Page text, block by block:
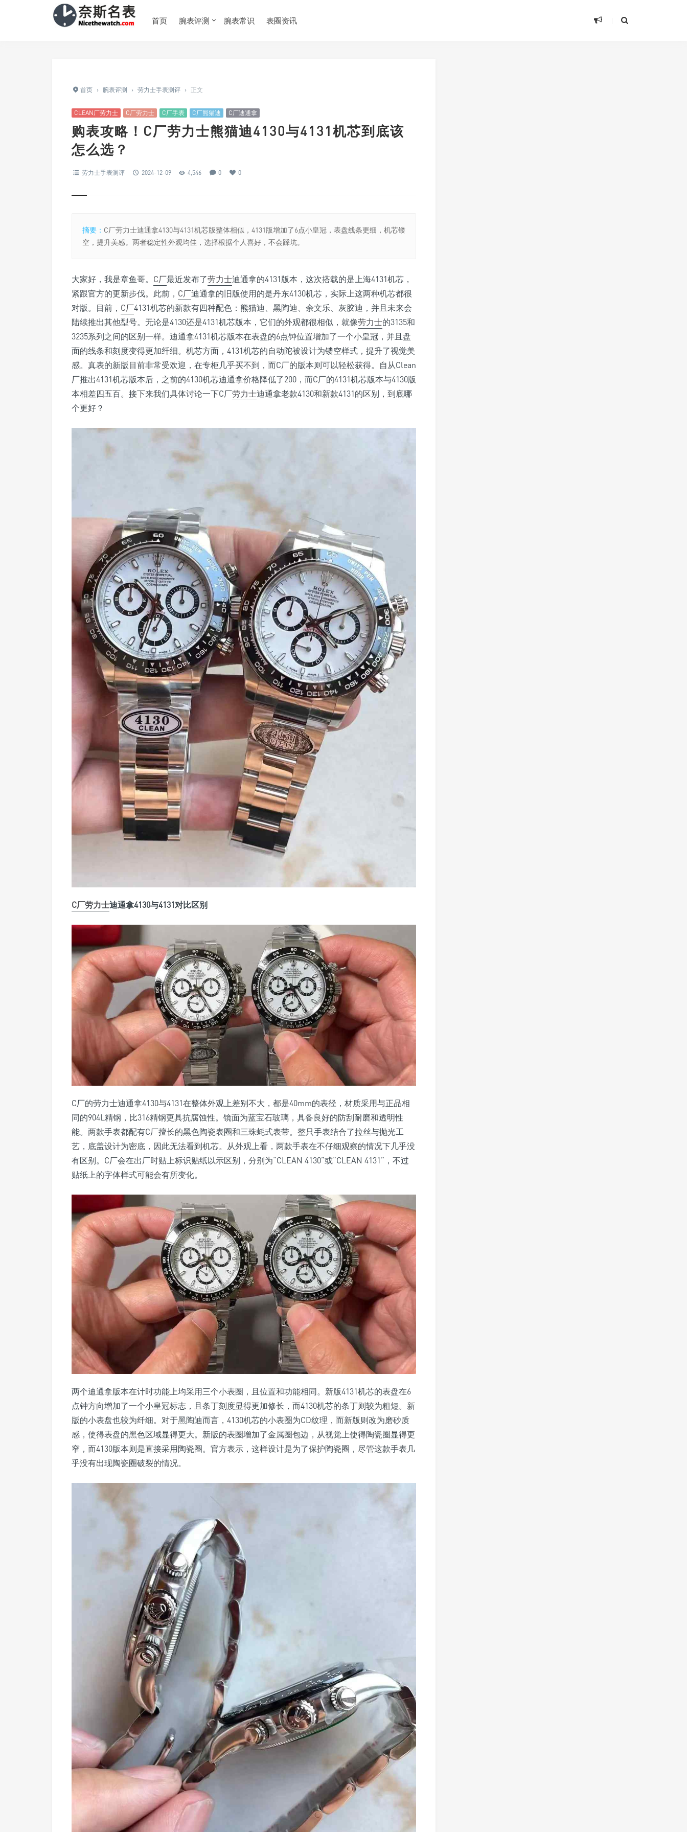
首页 腕表评测 腕表常识 表圈资讯
首页 › 腕表评测 › 劳力士手表测评 › 正文
CLEAN厂劳力士 C厂劳力士 C厂手表 C厂熊猫迪 C厂迪通拿
购表攻略！C厂劳力士熊猫迪4130与4131机芯到底该
怎么选？
劳力士手表测评 2024-12-09 4,546 0 0
摘要： C厂劳力士迪通拿4130与4131机芯版整体相似，4131版增加了6点小皇冠，表盘线条更细，机芯镂
空，提升美感。两者稳定性外观均佳，选择根据个人喜好，不会踩坑。
大家好，我是章鱼哥。 C厂最近发布了劳力士迪通拿的4131版本，这次搭载的是上海4131机芯，
紧跟官方的更新步伐。此前， C厂迪通拿的旧版使用的是丹东4130机芯，实际上这两种机芯都很
对版。目前， C厂4131机芯的新款有四种配色：熊猫迪、黑陶迪、余文乐、灰胶迪，并且未来会
陆续推出其他型号。无论是4130还是4131机芯版本，它们的外观都很相似，就像劳力士的3135和
3235系列之间的区别一样。迪通拿4131机芯版本在表盘的6点钟位置增加了一个小皇冠，并且盘
面的线条和刻度变得更加纤细。机芯方面，4131机芯的自动陀被设计为镂空样式，提升了视觉美
感。真表的新版目前非常受欢迎，在专柜几乎买不到，而C厂的版本则可以轻松获得。自从Clean
厂推出4131机芯版本后，之前的4130机芯迪通拿价格降低了200，而C厂的4131机芯版本与4130版
本相差四五百。接下来我们具体讨论一下C厂劳力士迪通拿老款4130和新款4131的区别，到底哪
个更好？
C厂劳力士迪通拿4130与4131对比区别
C厂的劳力士迪通拿4130与4131在整体外观上差别不大，都是40mm的表径，材质采用与正品相
同的904L精钢，比316精钢更具抗腐蚀性。镜面为蓝宝石玻璃，具备良好的防刮耐磨和透明性
能。两款手表都配有C厂擅长的黑色陶瓷表圈和三珠蚝式表带。整只手表结合了拉丝与抛光工
艺，底盖设计为密底，因此无法看到机芯。从外观上看，两款手表在不仔细观察的情况下几乎没
有区别。C厂会在出厂时贴上标识贴纸以示区别，分别为“CLEAN 4130”或“CLEAN 4131”，不过
贴纸上的字体样式可能会有所变化。
两个迪通拿版本在计时功能上均采用三个小表圈，且位置和功能相同。新版4131机芯的表盘在6
点钟方向增加了一个小皇冠标志，且条丁刻度显得更加修长，而4130机芯的条丁则较为粗短。新
版的小表盘也较为纤细。对于黑陶迪而言，4130机芯的小表圈为CD纹理，而新版则改为磨砂质
感，使得表盘的黑色区域显得更大。新版的表圈增加了金属圈包边，从视觉上使得陶瓷圈显得更
窄，而4130版本则是直接采用陶瓷圈。官方表示，这样设计是为了保护陶瓷圈，尽管这款手表几
乎没有出现陶瓷圈破裂的情况。